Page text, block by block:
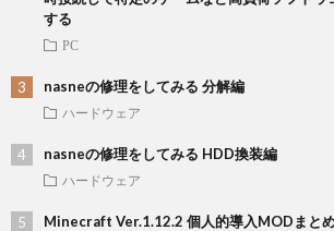
する
PC
nasneの修理をしてみる 分解編
ハードウェア
nasneの修理をしてみる HDD換装編
ハードウェア
Minecraft Ver.1.12.2 個人的導入MODまと